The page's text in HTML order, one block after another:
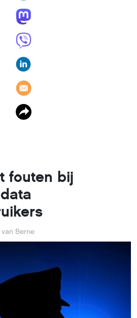
fouten bij
Berne